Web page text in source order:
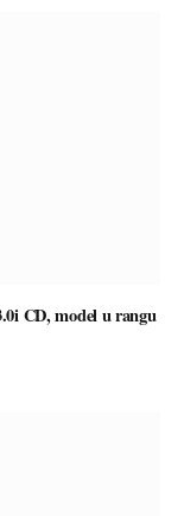
CD, model u rangu